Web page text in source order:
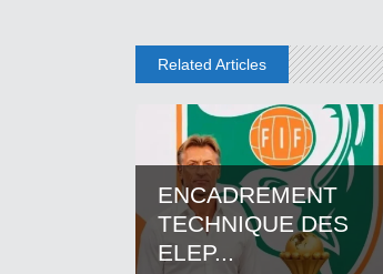
Related Articles
ENCADREMENT
TECHNIQUE DES
ELEP...